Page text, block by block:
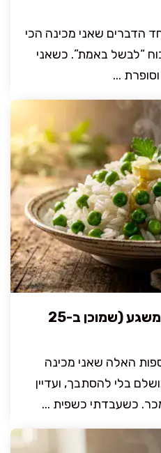
הדברים שאני מכינה הכי
“לבשל באמת”. כשאני
...
הסוד לאורז עם אפונה משגע (שמוכן ב-25
האלה שאני מכינה
בלי להסתבך, ועדיין
כשעבדתי כשפית ...